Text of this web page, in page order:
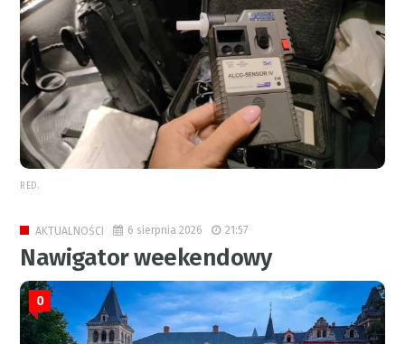
RED.
AKTUALNOŚCI 6 sierpnia 2026 21:57
Nawigator weekendowy
0